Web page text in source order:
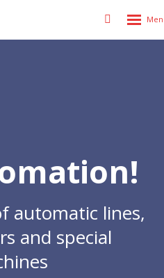
automatic lines,
and special